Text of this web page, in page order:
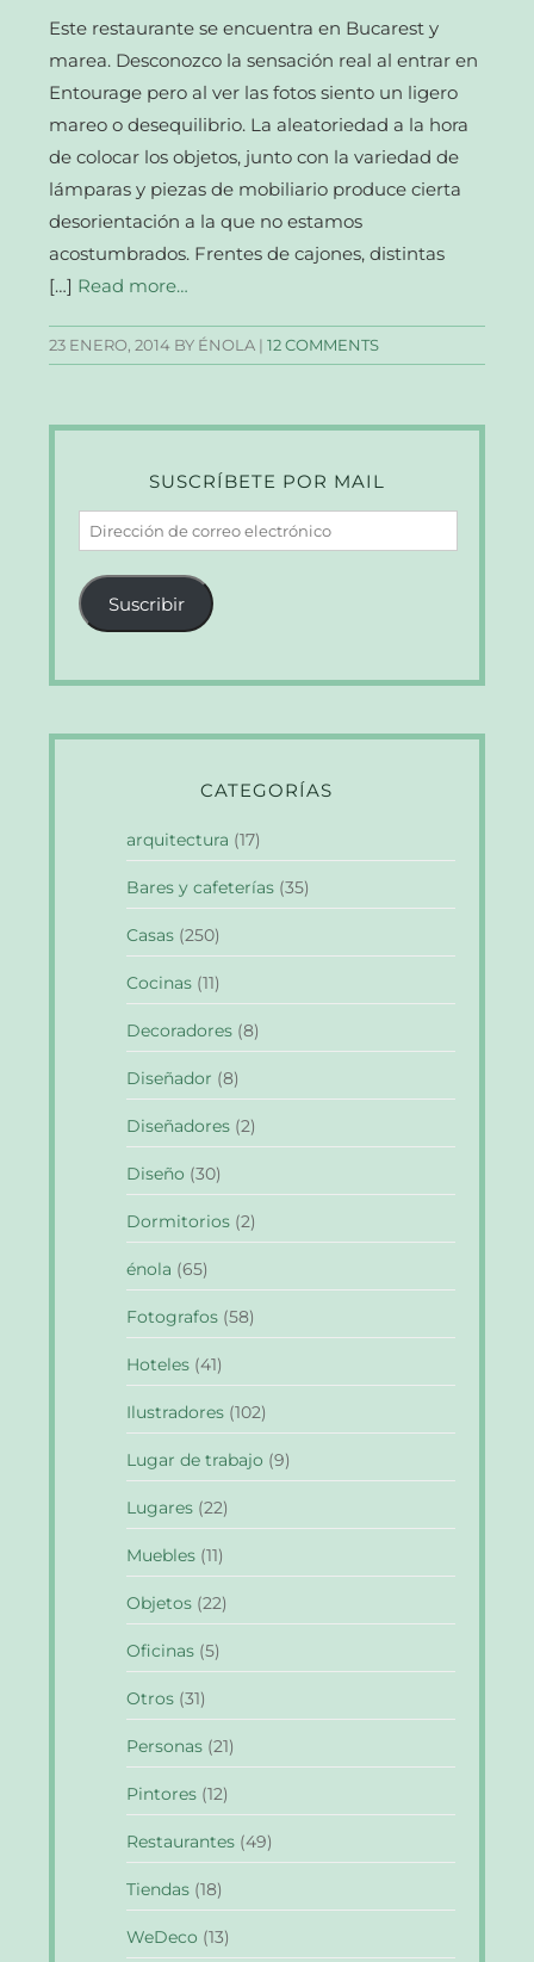
Este restaurante se encuentra en Bucarest y
marea. Desconozco la sensación real al entrar en
Entourage pero al ver las fotos siento un ligero
mareo o desequilibrio. La aleatoriedad a la hora
de colocar los objetos, junto con la variedad de
lámparas y piezas de mobiliario produce cierta
desorientación a la que no estamos
acostumbrados. Frentes de cajones, distintas
[…] Read more…
23 ENERO, 2014 BY ÉNOLA |12 COMMENTS
SUSCRÍBETE POR MAIL
Dirección
de
correo
electrónico
Suscribir
CATEGORÍAS
arquitectura (17)
Bares y cafeterías (35)
Casas (250)
Cocinas (11)
Decoradores (8)
Diseñador (8)
Diseñadores (2)
Diseño (30)
Dormitorios (2)
énola (65)
Fotografos (58)
Hoteles (41)
Ilustradores (102)
Lugar de trabajo (9)
Lugares (22)
Muebles (11)
Objetos (22)
Oficinas (5)
Otros (31)
Personas (21)
Pintores (12)
Restaurantes (49)
Tiendas (18)
WeDeco (13)